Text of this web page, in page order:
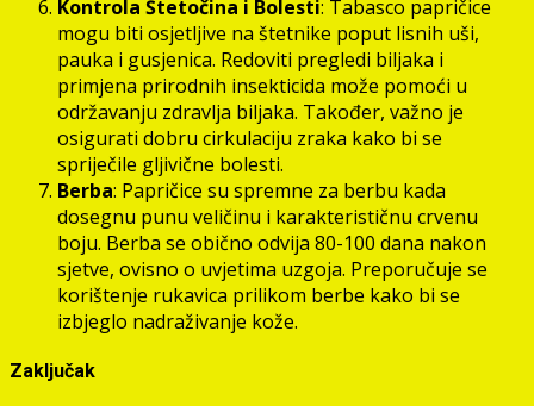
Kontrola Štetočina i Bolesti: Tabasco papričice
mogu biti osjetljive na štetnike poput lisnih uši,
pauka i gusjenica. Redoviti pregledi biljaka i
primjena prirodnih insekticida može pomoći u
održavanju zdravlja biljaka. Također, važno je
osigurati dobru cirkulaciju zraka kako bi se
spriječile gljivične bolesti.
Berba: Papričice su spremne za berbu kada
dosegnu punu veličinu i karakterističnu crvenu
boju. Berba se obično odvija 80-100 dana nakon
sjetve, ovisno o uvjetima uzgoja. Preporučuje se
korištenje rukavica prilikom berbe kako bi se
izbjeglo nadraživanje kože.
Zaključak